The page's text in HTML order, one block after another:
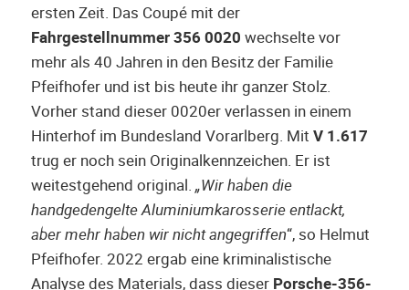
ersten Zeit. Das Coupé mit der
Fahrgestellnummer 356 0020 wechselte vor
mehr als 40 Jahren in den Besitz der Familie
Pfeifhofer und ist bis heute ihr ganzer Stolz.
Vorher stand dieser 0020er verlassen in einem
Hinterhof im Bundesland Vorarlberg. MitV 1.617
trug er noch sein Originalkennzeichen. Er ist
weitestgehend original.„Wir haben die
handgedengelte Aluminiumkarosserie entlackt,
aber mehr haben wir nicht angegriffen“, so Helmut
Pfeifhofer. 2022 ergab eine kriminalistische
Analyse des Materials, dass dieser Porsche-356-